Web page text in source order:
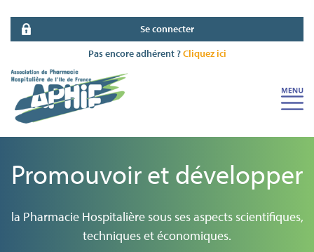
Se connecter
Pas encore adhérent ?Cliquez ici
Promouvoir et développer
la Pharmacie Hospitalière sous ses aspects scientifiques,
techniques et économiques.